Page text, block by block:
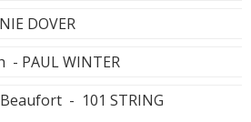
DOVER
- PAUL WINTER
- 101 STRING